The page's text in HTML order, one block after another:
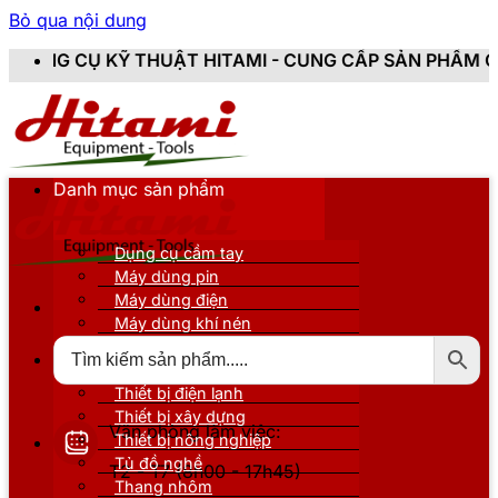
Bỏ qua nội dung
HITAMI - CUNG CẤP SẢN PHẨM CHÍNH HÃNG,
Văn phòng làm việc:
T2 - T7 (8h00 - 17h45)
Danh mục sản phẩm
Dụng cụ cầm tay
Máy dùng pin
Máy dùng điện
Máy dùng khí nén
Thiết bị nâng đỡ
Thiết bị điện lạnh
Thiết bị xây dựng
Thiết bị nông nghiệp
Tủ đồ nghề
Thang nhôm